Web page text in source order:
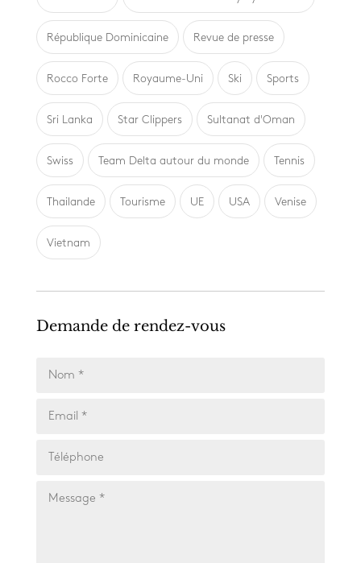
République Dominicaine Revue de presse
Rocco Forte Royaume-Uni Ski Sports
Sri Lanka Star Clippers Sultanat d'Oman
Swiss Team Delta autour du monde Tennis
Thailande Tourisme UE USA Venise
Vietnam
Demande de rendez-vous